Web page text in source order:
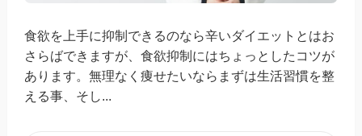
食欲を上手に抑制できるのなら辛いダイエットとはお
さらばできますが、食欲抑制にはちょっとしたコツが
あります。無理なく痩せたいならまずは生活習慣を整
える事、そし...